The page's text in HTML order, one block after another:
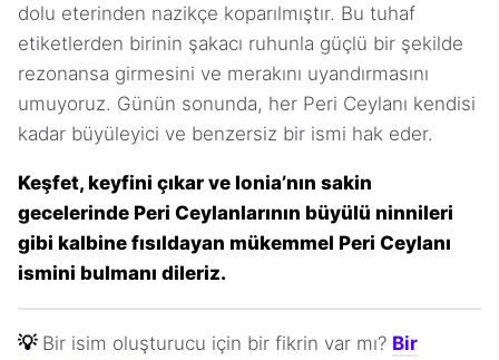
dolu eterinden nazikçe koparılmıştır. Bu tuhaf
etiketlerden birinin şakacı ruhunla güçlü bir şekilde
rezonansa girmesini ve merakını uyandırmasını
umuyoruz. Günün sonunda, her Peri Ceylanı kendisi
kadar büyüleyici ve benzersiz bir ismi hak eder.
Keşfet, keyfini çıkar ve Ionia’nın sakin
gecelerinde Peri Ceylanlarının büyülü ninnileri
gibi kalbine fısıldayan mükemmel Peri Ceylanı
ismini bulmanı dileriz.
💡 Bir isim oluşturucu için bir fikrin var mı? Bir